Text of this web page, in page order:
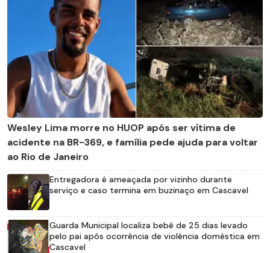
Wesley Lima morre no HUOP após ser vítima de
acidente na BR-369, e família pede ajuda para voltar
ao Rio de Janeiro
Entregadora é ameaçada por vizinho durante
serviço e caso termina em buzinaço em Cascavel
Guarda Municipal localiza bebê de 25 dias levado
pelo pai após ocorrência de violência doméstica em
Cascavel